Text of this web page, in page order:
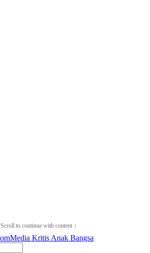
Scroll to continue with content ↓